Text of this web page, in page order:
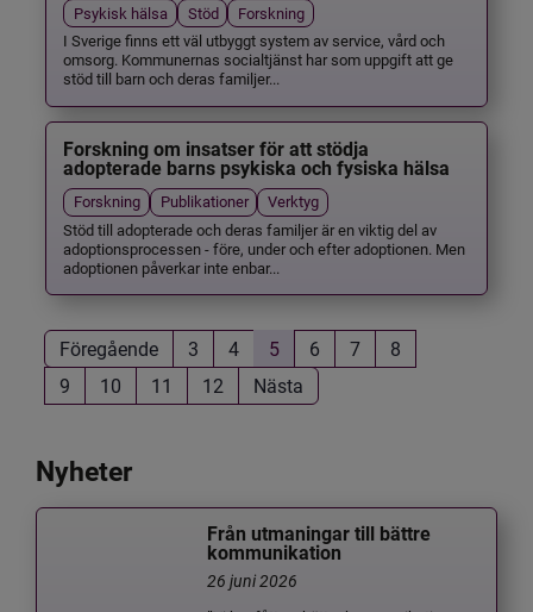
Psykisk hälsa Stöd
Forskning
I Sverige finns ett väl utbyggt system av service, vård och
omsorg. Kommunernas socialtjänst har som uppgift att ge
stöd till barn och deras familjer...
Forskning om insatser för att stödja
adopterade barns psykiska och fysiska hälsa
Forskning Publikationer
Verktyg
Stöd till adopterade och deras familjer är en viktig del av
adoptionsprocessen - före, under och efter adoptionen. Men
adoptionen påverkar inte enbar...
Föregående 3 4 5 6 7
8
9
10 11 12 Nästa
Nyheter
Från utmaningar till bättre
kommunikation
26 juni 2026